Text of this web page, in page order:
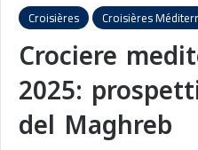
Croisières
Croisières
Crociere
2025:
del Maghreb